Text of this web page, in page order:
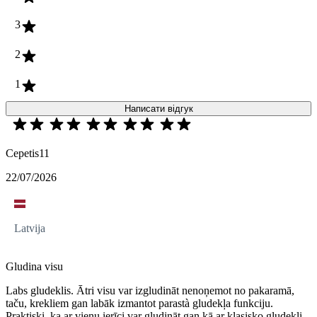
3
2
1
Написати відгук
Cepetis11
22/07/2026
Latvija
Gludina visu
Labs gludeklis. Ātri visu var izgludināt nenoņemot no pakaramā,
taču, krekliem gan labāk izmantot parastà gludekļa funkciju.